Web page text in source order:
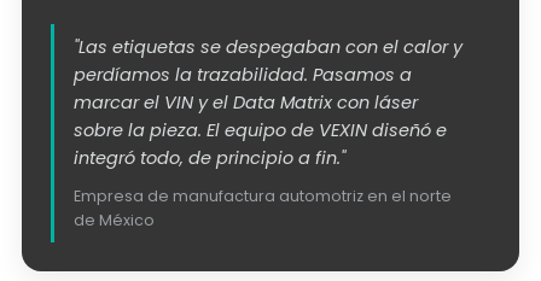
"Las etiquetas se despegaban con el calor y
perdíamos la trazabilidad. Pasamos a
marcar el VIN y el Data Matrix con láser
sobre la pieza. El equipo de VEXIN diseñó e
integró todo, de principio a fin."
Empresa de manufactura automotriz en el norte
de México